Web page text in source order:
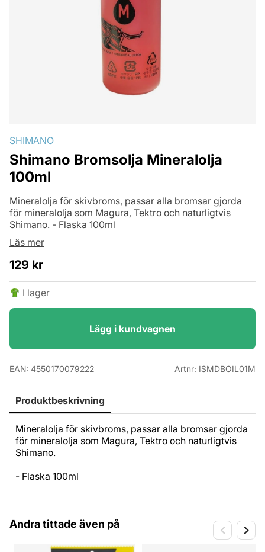
SHIMANO
Shimano Bromsolja Mineralolja
100ml
Mineralolja för skivbroms, passar alla bromsar gjorda
för mineralolja som Magura, Tektro och naturligtvis
Shimano. - Flaska 100ml
Läs mer
129 kr
I lager
Lägg i kundvagnen
EAN: 4550170079222 Artnr: ISMDBOIL01M
Produktbeskrivning
Mineralolja för skivbroms, passar alla bromsar gjorda
för mineralolja som Magura, Tektro och naturligtvis
Shimano.
- Flaska 100ml
Andra tittade även på